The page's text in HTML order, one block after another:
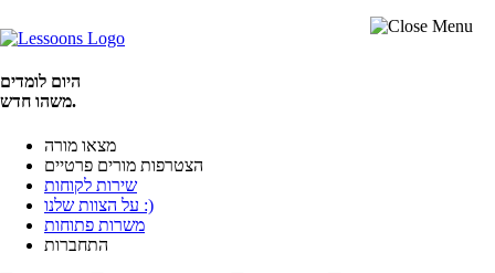
היום לומדים
משהו חדש.
מצאו מורה
הצטרפות מורים פרטיים
שירות לקוחות
על הצוות שלנו :)
משרות פתוחות
התחברות